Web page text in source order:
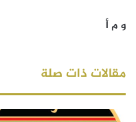
و م أ
مقالات ذات صلة